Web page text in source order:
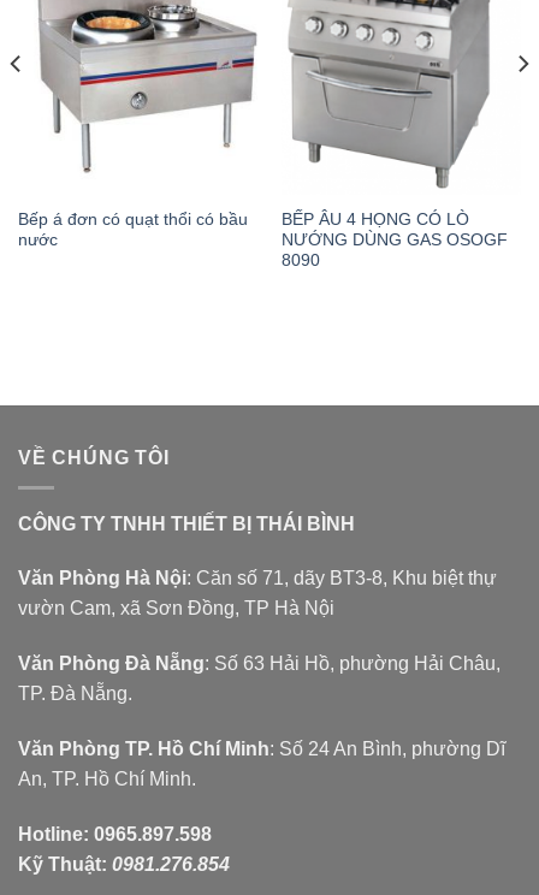
Bếp á đơn có quạt thổi có bầu
nước
BẾP ÂU 4 HỌNG CÓ LÒ
NƯỚNG DÙNG GAS OSOGF
8090
VỀ CHÚNG TÔI
CÔNG TY TNHH THIẾT BỊ THÁI BÌNH
Văn Phòng Hà Nội: Căn số 71, dãy BT3-8, Khu biệt thự
vườn Cam, xã Sơn Đồng, TP Hà Nội
Văn Phòng Đà Nẵng: Số 63 Hải Hồ, phường Hải Châu,
TP. Đà Nẵng.
Văn Phòng TP. Hồ Chí Minh: Số 24 An Bình, phường Dĩ
An, TP. Hồ Chí Minh.
Hotline: 0965.897.598
Kỹ Thuật: 0981.276.854